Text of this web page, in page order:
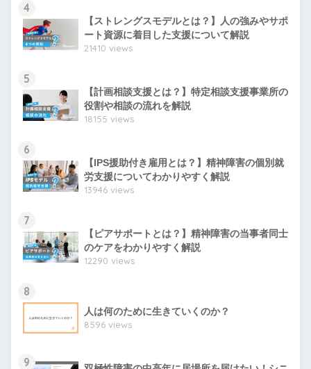
4
【ストレングスモデルとは？】人の強みやサポ
ート資源に着目した支援について解説
21410 views
5
【計画相談支援とは？】特定相談支援事業所の
役割や相談の流れを解説
18155 views
6
【IPS援助付き雇用とは？】精神障害の個別就
労支援についてわかりやすく解説
13946 views
7
【ピアサポートとは？】精神障害の当事者同士
のケアをわかりやすく解説
12290 views
8
人は何のために生きていくのか？
8596 views
9